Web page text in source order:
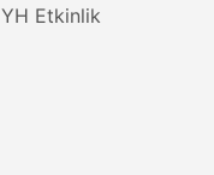
YH Etkinlik